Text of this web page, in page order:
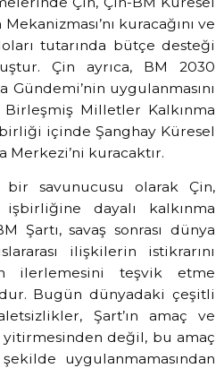
kuracağını ve
tutarında bütçe desteği
Çin ayrıca, BM 2030
uygulanmasını
Birleşmiş Milletler Kalkınma
içinde Şanghay Küresel
kuracaktır.
bir savunucusu olarak Çin,
dayalı kalkınma
Şartı, savaş sonrası dünya
ilişkilerin istikrarını
ilerlemesini teşvik etme
Bugün dünyadaki çeşitli
Şart’ın amaç ve
değil, bu amaç
uygulanmamasından